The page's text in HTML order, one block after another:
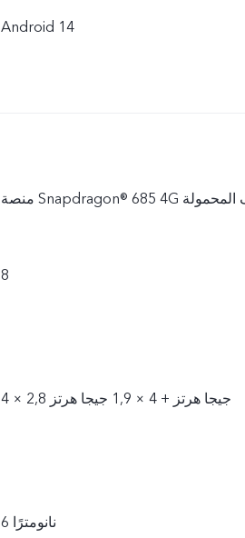
Android 14
8
4 × 2,8 جيجا هرتز + 4 × 1,9 جيجا هرتز
6 نانومترًا